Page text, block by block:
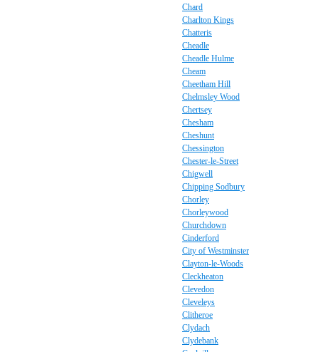
Chard
Charlton Kings
Chatteris
Cheadle
Cheadle Hulme
Cheam
Cheetham Hill
Chelmsley Wood
Chertsey
Chesham
Cheshunt
Chessington
Chester-le-Street
Chigwell
Chipping Sodbury
Chorley
Chorleywood
Churchdown
Cinderford
City of Westminster
Clayton-le-Woods
Cleckheaton
Clevedon
Cleveleys
Clitheroe
Clydach
Clydebank